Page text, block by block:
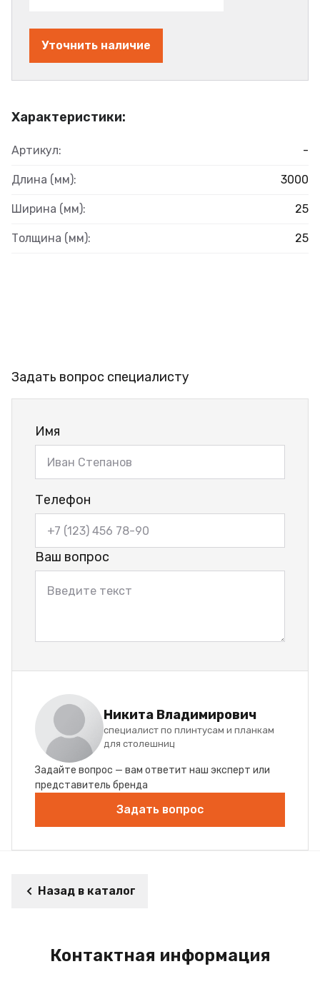
Характеристики:
Артикул: -
Длина (мм): 3000
Ширина (мм): 25
Толщина (мм): 25
Уточнить наличие
Задать вопрос специалисту
Имя
Телефон
Ваш вопрос
Никита Владимирович
специалист по плинтусам и планкам
для столешниц
Задайте вопрос — вам ответит наш эксперт или
представитель бренда
Задать вопрос
Назад в каталог
Контактная информация